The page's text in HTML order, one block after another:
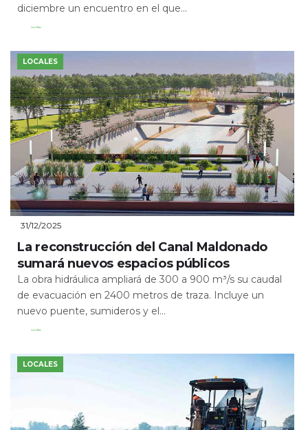
diciembre un encuentro en el que...
Leer Más
LOCALES
31/12/2025
La reconstrucción del Canal Maldonado
sumará nuevos espacios públicos
La obra hidráulica ampliará de 300 a 900 m³/s su caudal
de evacuación en 2400 metros de traza. Incluye un
nuevo puente, sumideros y el...
Leer Más
LOCALES